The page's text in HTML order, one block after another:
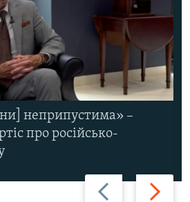
Назад Вперед
неприпустима» –
про російсько-